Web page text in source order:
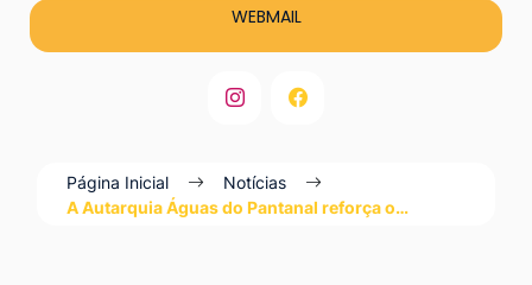
para
a
para
WEBMAIL
Página Inicial
Notícias
A Autarquia Águas do Pantanal reforça o…